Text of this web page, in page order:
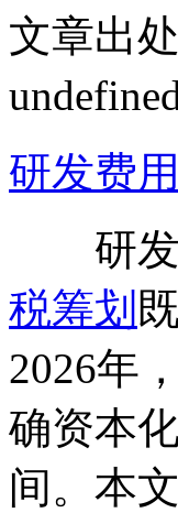
文章出
研发费
研发
税筹划
2026年
确资本
间。本